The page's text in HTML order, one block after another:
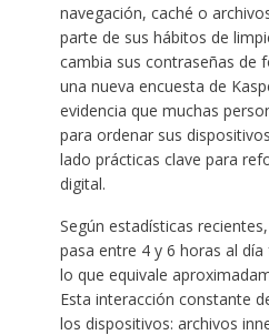
navegación, caché o
parte de sus hábitos de
cambia sus contraseñas de
una nueva encuesta de
evidencia que muchas
para ordenar sus
lado prácticas clave para
digital.
Según estadísticas
pasa entre 4 y 6 horas al
lo que equivale
Esta interacción constante
los dispositivos: archivos